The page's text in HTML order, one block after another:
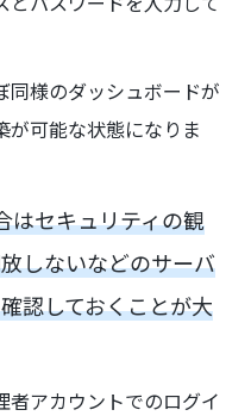
同様のダッシュボードが
が可能な状態になりま
はセキュリティの観
しないなどのサーバ
認しておくことが大
者アカウントでのログイ